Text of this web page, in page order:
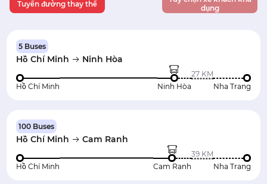
Tuyến đường thay thế
dụng
5 Buses
Hồ Chí Minh Ninh Hòa
Hồ Chí Minh Ninh Hòa
27 KM
Nha Trang
100 Buses
Hồ Chí Minh Cam Ranh
Hồ Chí Minh Cam Ranh
39 KM
Nha Trang